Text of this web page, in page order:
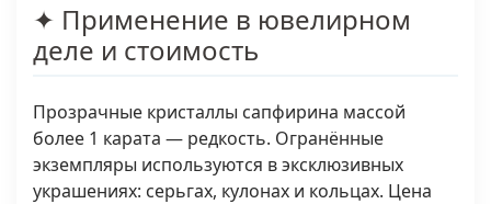
✦ Применение в ювелирном
деле и стоимость
Прозрачные кристаллы сапфирина массой
более 1 карата — редкость. Огранённые
экземпляры используются в эксклюзивных
украшениях: серьгах, кулонах и кольцах. Цена